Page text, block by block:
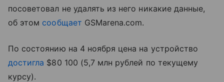
посоветовал не удалять из него никакие данные,
об этом сообщает GSMarena.com.
По состоянию на 4 ноября цена на устройство
достигла $80 100 (5,7 млн рублей по текущему
курсу).